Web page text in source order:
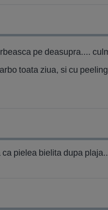
pe deasupra....
toata ziua, si cu
pielea bielita dupa